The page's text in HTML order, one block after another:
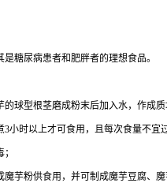
糖尿病患者和肥胖者的理想食品。
的球型根茎磨成粉末后加入水，作成
3小时以上才可食用，且每次食量不宜
魔芋粉供食用，并可制成魔芋豆腐、